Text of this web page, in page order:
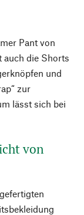
Pant von
auch die Shorts
und
zur
lässt sich bei
von